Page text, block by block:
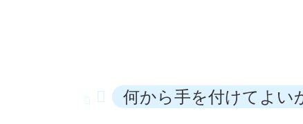
何から手を付けてよい